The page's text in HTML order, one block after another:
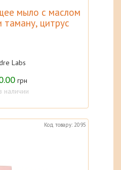
мыло с маслом
цитрус
Labs
грн
наличии
Код товару: 2095